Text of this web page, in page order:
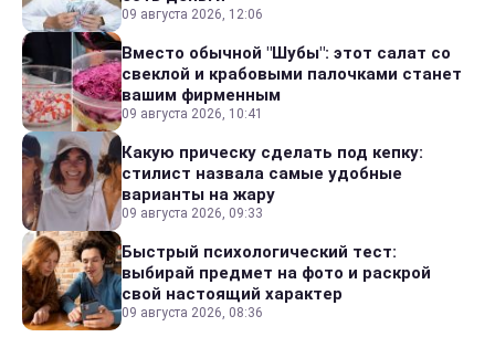
09 августа 2026, 12:06
Вместо обычной "Шубы": этот салат со
свеклой и крабовыми палочками станет
вашим фирменным
09 августа 2026, 10:41
Какую прическу сделать под кепку:
стилист назвала самые удобные
варианты на жару
09 августа 2026, 09:33
Быстрый психологический тест:
выбирай предмет на фото и раскрой
свой настоящий характер
09 августа 2026, 08:36